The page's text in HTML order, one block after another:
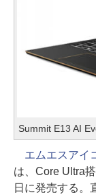
Summit E13 AI
エムエスアイ
は、Core Ultra
日に発売する。